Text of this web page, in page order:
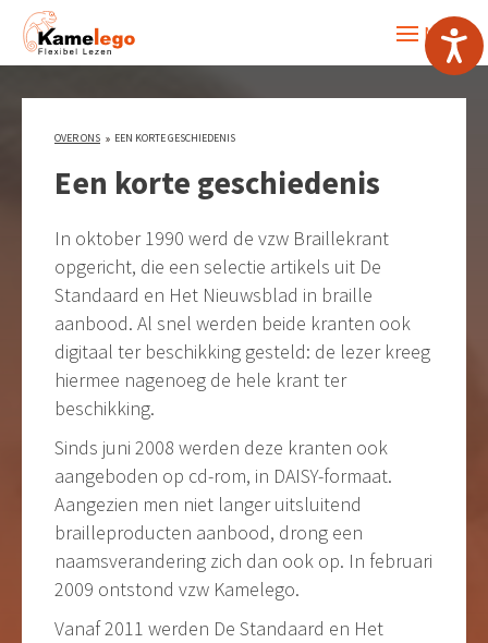
MENU
OVER ONS EEN KORTE GESCHIEDENIS
Een korte geschiedenis
In oktober 1990 werd de vzw Braillekrant
opgericht, die een selectie artikels uit De
Standaard en Het Nieuwsblad in braille
aanbood. Al snel werden beide kranten ook
digitaal ter beschikking gesteld: de lezer kreeg
hiermee nagenoeg de hele krant ter
beschikking.
Sinds juni 2008 werden deze kranten ook
aangeboden op cd-rom, in DAISY-formaat.
Aangezien men niet langer uitsluitend
brailleproducten aanbood, drong een
naamsverandering zich dan ook op. In februari
2009 ontstond vzw Kamelego.
Vanaf 2011 werden De Standaard en Het